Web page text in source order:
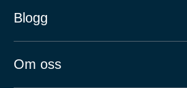
Blogg
Om oss